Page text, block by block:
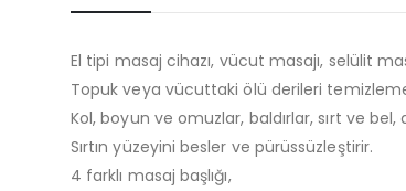
El tipi masaj cihazı, vücut masajı, selülit
Topuk veya vücuttaki ölü derileri temizleme
Kol, boyun ve omuzlar, baldırlar, sırt ve
Sırtın yüzeyini besler ve pürüssüzleştirir.
4 farklı masaj başlığı,